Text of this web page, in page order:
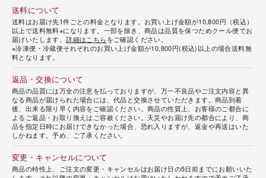
送料について
送料はお届け先1件ごとの料金となります。お買い上げ金額が10,800円（税込）
以上で送料無料※になります。一部を除き、商品は品質を保つためクール便でお
届けいたします。詳細はこちらをご確認ください。
※冷凍便・冷蔵便それぞれのお買い上げ金額が10,800円(税込)以上の場合送料無
料となります。
返品・交換について
商品の品質には万全の注意を払っておりますが、万一不良品やご注文内容と異
なる商品が届けられた場合には、代品と交換させていただきます。商品到着
後、出来る限り早く内容をご確認ください。商品の性質上、お客様のご都合に
よるご返品・お取り換えはご容赦ください。天災やお届け先の都合により、商
品を指定日時にお届けできなかった場合、恐れ入りますが、返金や再送はいた
しかねます。予め、ご了承ください。
変更・キャンセルについて
商品の特性上、ご注文の変更・キャンセルはお届け日の5日前までにお願いいた
岳や末広がりを意味す
雄大な八ヶ岳山麓の自
れる、こだわりのスイー
さい。
Vietnam